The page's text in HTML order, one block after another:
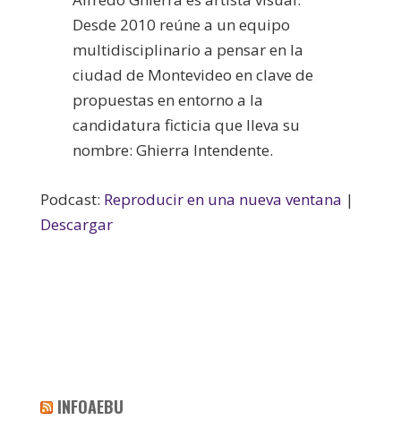
Desde 2010 reúne a un equipo
multidisciplinario a pensar en la
ciudad de Montevideo en clave de
propuestas en entorno a la
candidatura ficticia que lleva su
nombre: Ghierra Intendente.
Podcast: Reproducir en una nueva ventana |
Descargar
INFOAEBU